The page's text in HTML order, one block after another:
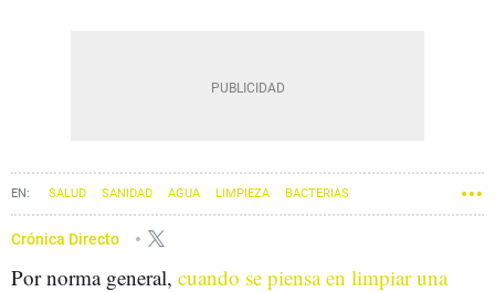
SALUD SANIDAD AGUA LIMPIEZA BACTERIAS
Crónica Directo
Por norma general, cuando se piensa en limpiar una